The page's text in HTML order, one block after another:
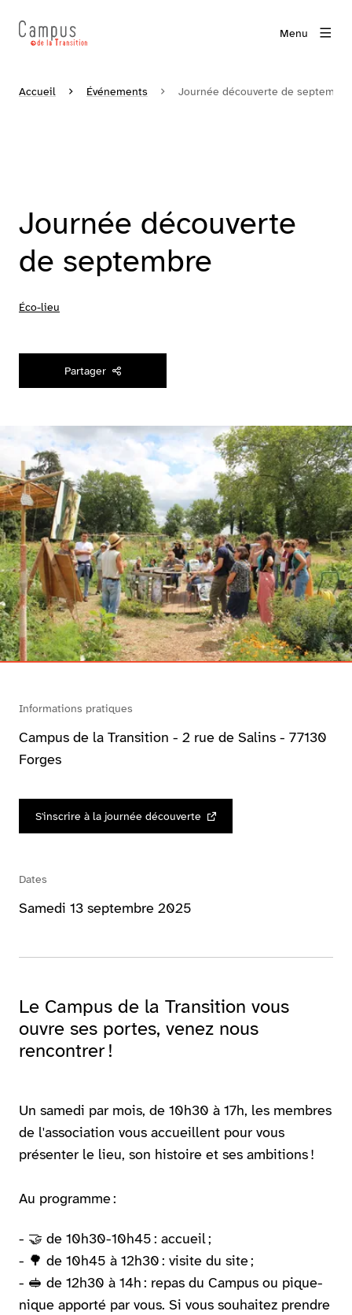
Menu
Accueil Événements Journée découverte de septembre
Journée découverte
de septembre
Éco-lieu
Partager
Agrandir
Informations pratiques
Campus de la Transition - 2 rue de Salins - 77130
Forges
S'inscrire à la journée découverte
Dates
Samedi 13 septembre 2025
Le Campus de la Transition vous
ouvre ses portes, venez nous
rencontrer !
Un samedi par mois, de 10h30 à 17h, les membres
de l'association vous accueillent pour vous
présenter le lieu, son histoire et ses ambitions !
Au programme :
- 🤝 de 10h30-10h45 : accueil ;
- 🌳 de 10h45 à 12h30 : visite du site ;
- 🥪 de 12h30 à 14h : repas du Campus ou pique-
nique apporté par vous. Si vous souhaitez prendre